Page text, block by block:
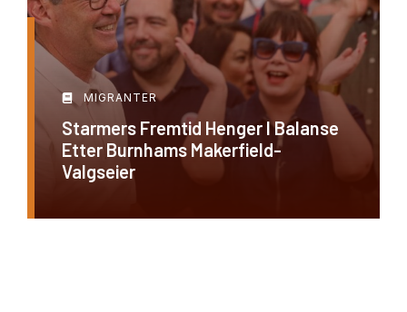
MIGRANTER
Starmers Fremtid Henger I Balanse
Etter Burnhams Makerfield-
Valgseier